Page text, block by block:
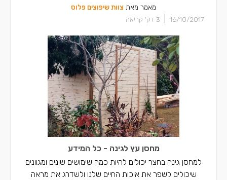
מאמר מאת צוות שיפוצים פלוס
16/10/2017
3 דק' קריאה
מחסן עץ לגינה - כל המידע
למחסן גינה בחצר יכולים להיות כמה שימושים שונים ומגוונים
שיכולים לשפר את איכות החיים שלנו ולשדרג את מראה